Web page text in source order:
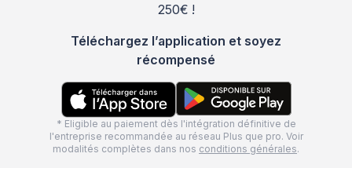
250€ !
Téléchargez l’application et soyez
récompensé
* Eligible au paiement dès l'intégration définitive de
l'entreprise recommandée au réseau Plus que pro. Voir
modalités complètes dans nos conditions générales.